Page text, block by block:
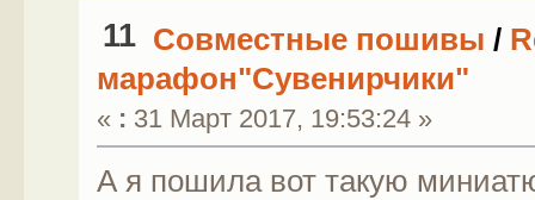
11 Совместные пошивы /
марафон"Сувенирчики"
« : 31 Март 2017, 19:53:24 »
А я пошила вот такую